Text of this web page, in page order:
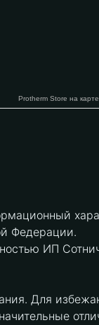
Protherm Store на
Федерации.
ИП
Для